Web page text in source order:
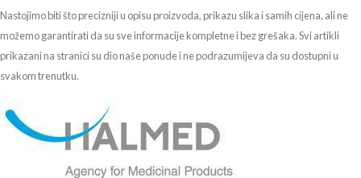
Nastojimo biti što precizniji u opisu proizvoda, prikazu slika i samih cijena, ali ne
možemo garantirati da su sve informacije kompletne i bez grešaka. Svi artikli
prikazani na stranici su dio naše ponude i ne podrazumijeva da su dostupni u
svakom trenutku.